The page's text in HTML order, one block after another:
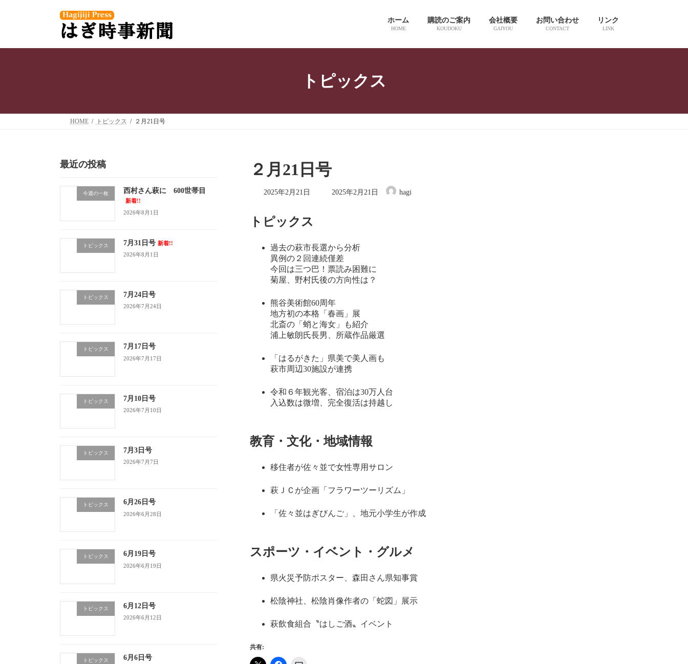
ツ
シ
ホーム
HOME
購読のご案内
KOUDOKU
会社概要
GAIYOU
お問い合わせ
CONTACT
リンク
LINK
トピックス
HOME トピックス ２月21日号
２月21日号
2025年2月21日
最
2025年2月21日 hagi
トピックス
過去の萩市長選から分析
異例の２回連続僅差
今回は三つ巴！票読み困難に
菊屋、野村氏後の方向性は？
熊谷美術館60周年
地方初の本格「春画」展
北斎の「蛸と海女」も紹介
浦上敏朗氏長男、所蔵作品厳選
「はるがきた」県美で美人画も
萩市周辺30施設が連携
令和６年観光客、宿泊は30万人台
入込数は微増、完全復活は持越し
教育・文化・地域情報
移住者が佐々並で女性専用サロン
萩ＪＣが企画「フラワーツーリズム」
「佐々並はぎびんご」、地元小学生が作成
スポーツ・イベント・グルメ
県火災予防ポスター、森田さん県知事賞
松陰神社、松陰肖像作者の「蛇図」展示
萩飲食組合〝はしご酒〟イベント
共有:
最近の投稿
今週の一枚 西村さん萩に 600世帯目
新着!!
2026年8月1日
トピックス 7月31日号 新着!!
2026年8月1日
トピックス 7月24日号
2026年7月24日
トピックス 7月17日号
2026年7月17日
トピックス 7月10日号
2026年7月10日
トピックス 7月3日号
2026年7月7日
トピックス 6月26日号
2026年6月28日
トピックス 6月19日号
2026年6月19日
トピックス 6月12日号
2026年6月12日
トピックス 6月6日号